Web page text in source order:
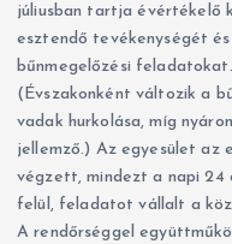
g
ó
i
k
júliusban tartja évértékelő
esztendő tevékenységét
bűnmegelőzési feladatokat.
(Évszakonként változik a
vadak hurkolása, míg
jellemző.) Az egyesület az
végzett, mindezt a napi 24
felül, feladatot vállalt a
A rendőrséggel